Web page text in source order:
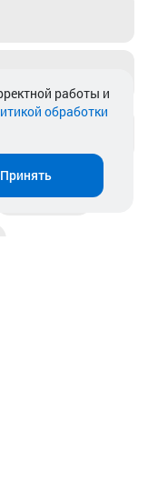
Магазины
работы и
обработки
Принять